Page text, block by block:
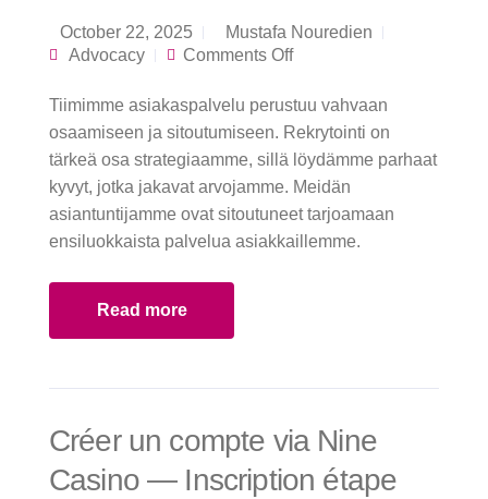
October 22, 2025
Mustafa Nouredien
Advocacy
Comments Offon Sollidenin työtä
palveluja
Tiimimme asiakaspalvelu perustuu vahvaan
osaamiseen ja sitoutumiseen. Rekrytointi on
tärkeä osa strategiaamme, sillä löydämme parhaat
kyvyt, jotka jakavat arvojamme. Meidän
asiantuntijamme ovat sitoutuneet tarjoamaan
ensiluokkaista palvelua asiakkaillemme.
Read more
Créer un compte via Nine
Casino — Inscription étape